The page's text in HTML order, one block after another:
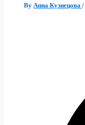
By Анна Кузнецова /